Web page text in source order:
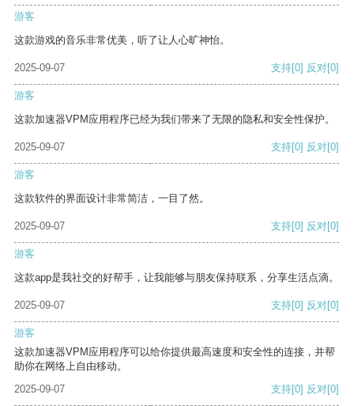
游客
这款游戏的音乐非常优美，听了让人心旷神怡。
2025-09-07 支持[0] 反对[0]
游客
这款加速器VPM应用程序已经为我们带来了无限的隐私和安全性保护。
2025-09-07 支持[0] 反对[0]
游客
这款软件的界面设计非常简洁，一目了然。
2025-09-07 支持[0] 反对[0]
游客
这款app是我社交的好帮手，让我能够与朋友保持联系，分享生活点滴。
2025-09-07 支持[0] 反对[0]
游客
这款加速器VPM应用程序可以给你提供最高速度和安全性的连接，并帮
助你在网络上自由移动。
2025-09-07
支持[0] 反对[0]